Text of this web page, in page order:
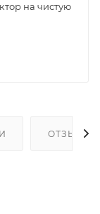
на чистую
ОТЗЫВЫ